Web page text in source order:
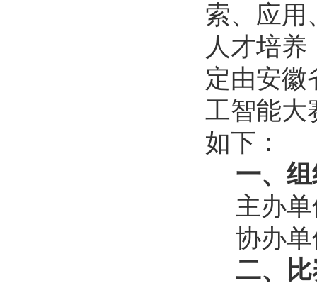
索、应用
人才培
定由安徽
工智能大
如下：
一、
主办
协办
二、